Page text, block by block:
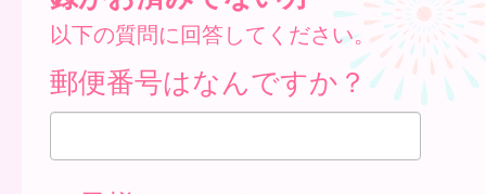
以下の質問に回答してください。
郵便番号はなんですか？